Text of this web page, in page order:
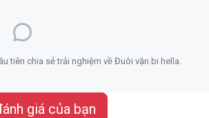
tiên chia sẻ trải nghiệm về Đuôi vặn bi hella.
giá của bạn